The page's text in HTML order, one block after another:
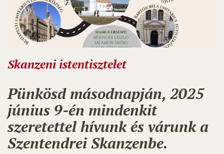
Skanzeni istentisztelet
Pünkösd másodnapján, 2025
június 9-én mindenkit
szeretettel hívunk és várunk a
Szentendrei Skanzenbe.